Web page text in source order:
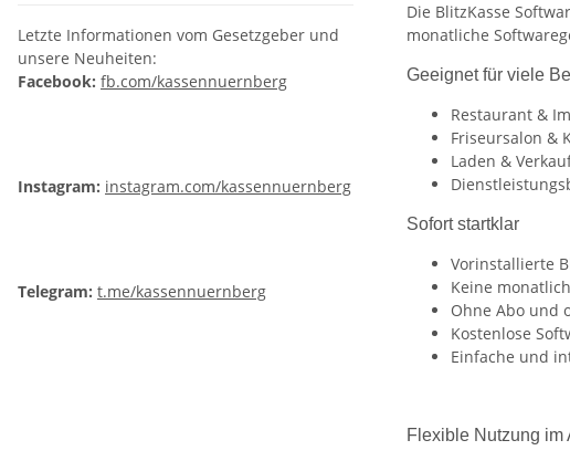
Die BlitzKasse
monatliche
Geeignet für viele
Restaurant &
Friseursalon &
Laden &
Sofort startklar
Vorinstallierte
Keine
Ohne Abo und
Kostenlose
Einfache und
Flexible Nutzung im
Letzte Informationen vom Gesetzgeber und
unsere Neuheiten:
Facebook: fb.com/kassennuernberg
Instagram: instagram.com/kassennuernberg
Telegram: t.me/kassennuernberg